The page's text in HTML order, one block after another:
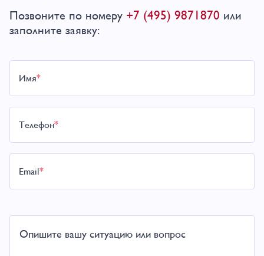
Позвоните по номеру +7 (495) 9871870 или
заполните заявку:
Имя*
Телефон*
Email*